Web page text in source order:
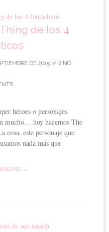
de los 4
DE 2015// NO
héroes o personajes
mucho… hoy hacemos The
cosa, este personaje que
nada más que
→